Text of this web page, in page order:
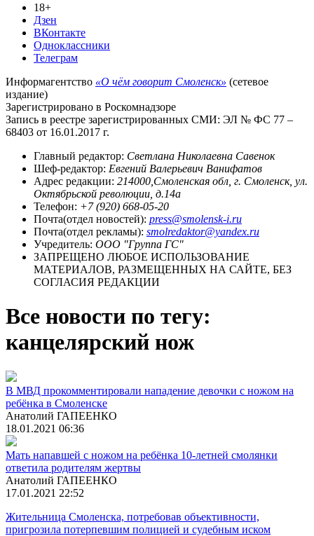
18+
Дзен
ВКонтакте
Одноклассники
Телеграм
Информагентство «О чём говорит Смоленск» (сетевое
издание)
Зарегистрировано в Роскомнадзоре
Запись в реестре зарегистрированных СМИ: ЭЛ № ФС 77 –
68403 от 16.01.2017 г.
Главный редактор: Светлана Николаевна Савенок
Шеф-редактор: Евгений Валерьевич Ванифатов
Адрес редакции: 214000,Смоленская обл, г. Смоленск, ул.
Октябрьской революции, д.14а
Телефон: +7 (920) 668-05-20
Почта(отдел новостей): press@smolensk-i.ru
Почта(отдел рекламы): smolredaktor@yandex.ru
Учредитель: ООО "Группа ГС"
ЗАПРЕЩЕНО ЛЮБОЕ ИСПОЛЬЗОВАНИЕ
МАТЕРИАЛОВ, РАЗМЕЩЕННЫХ НА САЙТЕ, БЕЗ
СОГЛАСИЯ РЕДАКЦИИ
Все новости по тегу:
канцелярский нож
В МВД прокомментировали нападение девочки с ножом на
ребёнка в Смоленске
Анатолий ГАПЕЕНКО
18.01.2021 06:36
Мать напавшей с ножом на ребёнка 10-летней смолянки
ответила родителям жертвы
Анатолий ГАПЕЕНКО
17.01.2021 22:52
Жительница Смоленска, потребовав объективности,
пригрозила потерпевшим полицией и судебным иском